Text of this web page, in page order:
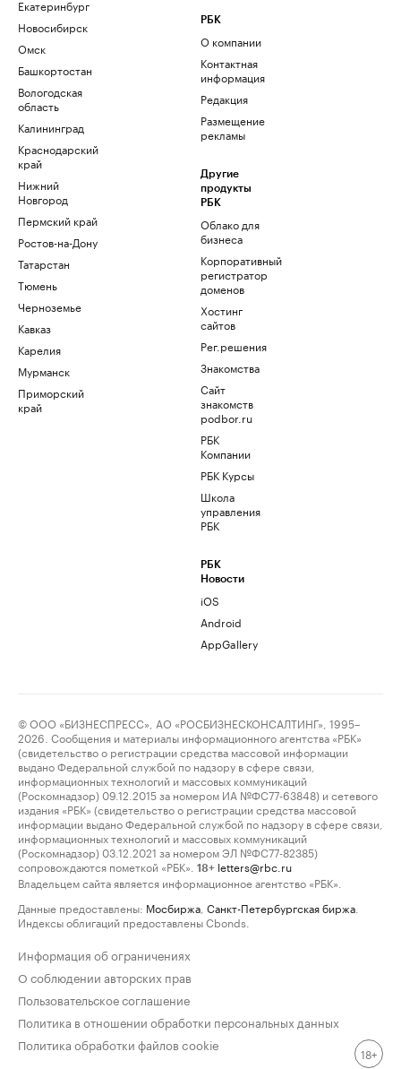
Екатеринбург
Новосибирск
Омск
Башкортостан
Вологодская
область
Калининград
Краснодарский
край
Нижний
Новгород
Пермский край
Ростов-на-Дону
Татарстан
Тюмень
Черноземье
Кавказ
Карелия
Мурманск
Приморский
край
РБК
О компании
Контактная
информация
Редакция
Размещение
рекламы
Другие
продукты
РБК
Облако для
бизнеса
Корпоративный
регистратор
доменов
Хостинг
сайтов
Рег.решения
Знакомства
Сайт
знакомств
podbor.ru
РБК
Компании
РБК Курсы
Школа
управления
РБК
РБК
Новости
iOS
Android
AppGallery
© ООО «БИЗНЕСПРЕСС», АО «РОСБИЗНЕСКОНСАЛТИНГ», 1995–
2026. Сообщения и материалы информационного агентства «РБК»
(свидетельство о регистрации средства массовой информации
выдано Федеральной службой по надзору в сфере связи,
информационных технологий и массовых коммуникаций
(Роскомнадзор) 09.12.2015 за номером ИА №ФС77-63848) и сетевого
издания «РБК» (свидетельство о регистрации средства массовой
информации выдано Федеральной службой по надзору в сфере связи,
информационных технологий и массовых коммуникаций
(Роскомнадзор) 03.12.2021 за номером ЭЛ №ФС77-82385)
сопровождаются пометкой «РБК».
18+ letters@rbc.ru
Владельцем сайта является информационное агентство «РБК».
Данные предоставлены: Мосбиржа Санкт-Петербургская биржа
Индексы облигаций предоставлены Cbonds.
Информация об ограничениях
О соблюдении авторских прав
Пользовательское соглашение
Политика в отношении обработки персональных данных
Политика обработки файлов cookie
18+